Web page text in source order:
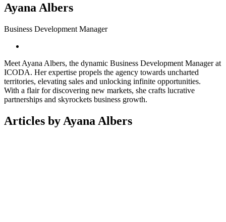
Ayana Albers
Business Development Manager
Meet Ayana Albers, the dynamic Business Development Manager at
ICODA. Her expertise propels the agency towards uncharted
territories, elevating sales and unlocking infinite opportunities.
With a flair for discovering new markets, she crafts lucrative
partnerships and skyrockets business growth.
Articles by Ayana Albers